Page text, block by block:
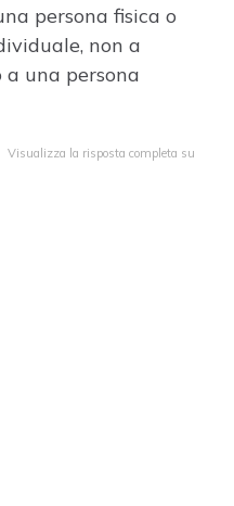
persona fisica o
non a
a una persona
Visualizza la risposta completa su